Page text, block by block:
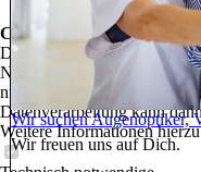
Wir suchen Augenoptiker,
Wir freuen uns auf Dich.
Cookie-Einstellungen
Diese Webseite verwendet
Nutzererlebnis zu bieten.
nur angezeigt, wenn die
Datenverarbeitung kann
Weitere Informationen